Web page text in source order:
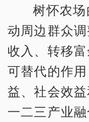
树怀农
动周边群众
收入、转移
可替代的作
益、社会效
一二三产业